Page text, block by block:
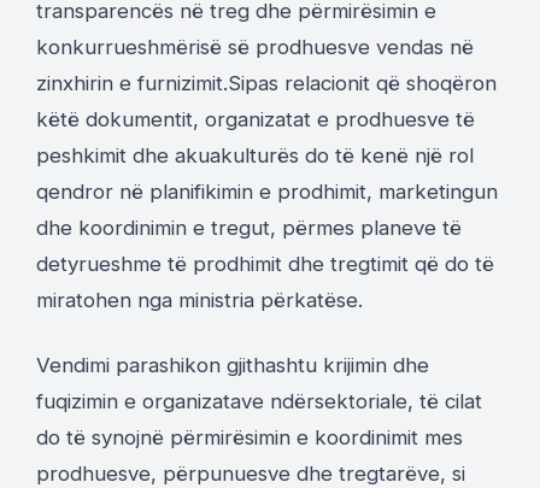
transparencës në treg dhe përmirësimin e
konkurrueshmërisë së prodhuesve vendas në
zinxhirin e furnizimit.Sipas relacionit që shoqëron
këtë dokumentit, organizatat e prodhuesve të
peshkimit dhe akuakulturës do të kenë një rol
qendror në planifikimin e prodhimit, marketingun
dhe koordinimin e tregut, përmes planeve të
detyrueshme të prodhimit dhe tregtimit që do të
miratohen nga ministria përkatëse.
Vendimi parashikon gjithashtu krijimin dhe
fuqizimin e organizatave ndërsektoriale, të cilat
do të synojnë përmirësimin e koordinimit mes
prodhuesve, përpunuesve dhe tregtarëve, si